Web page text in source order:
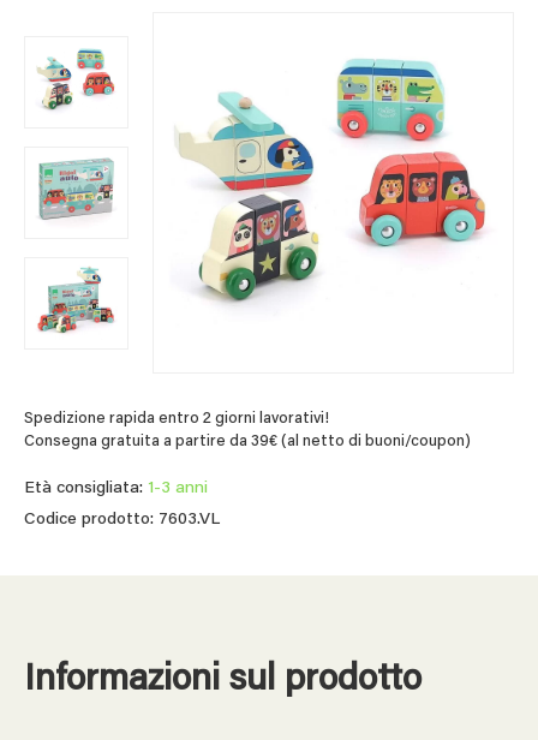
Spedizione rapida entro 2 giorni lavorativi!
Consegna gratuita a partire da 39€ (al netto di buoni/coupon)
Età consigliata: 1-3 anni
Codice prodotto: 7603.VL
Informazioni sul prodotto